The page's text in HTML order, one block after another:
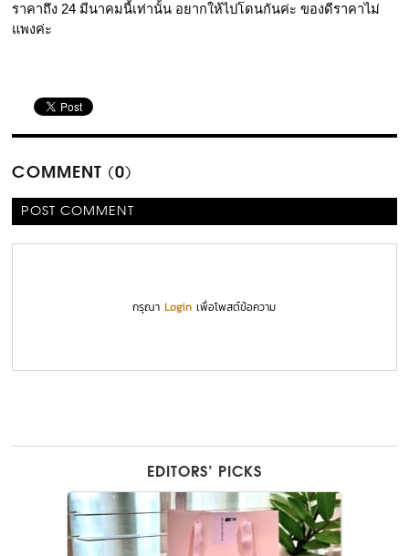
ราคาถึง 24 มีนาคมนี้เท่านั้น อยากให้ไปโดนกันค่ะ ของดีราคาไม่
แพงค่ะ
COMMENT (0)
POST COMMENT
กรุณาLogin เพื่อโพสต์ข้อความ
EDITORS’ PICKS